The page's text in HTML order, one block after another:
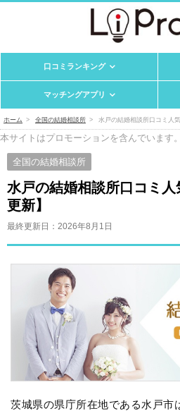
口コミランキング
マッチングアプリ
ホーム 全国の結婚相談所 水戸の結婚相談所口コミ人
本サイトはプロモーションを含んでいます。
全国の結婚相談所
水戸の結婚相談所口コミ
更新】
最終更新日： 2026年8月1日
茨城県の県庁所在地である水戸市